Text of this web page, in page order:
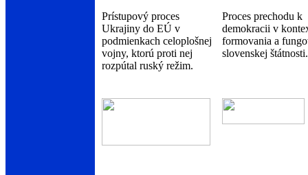
Prístupový proces
Ukrajiny do EÚ v
podmienkach celoplošnej
vojny, ktorú proti nej
rozpútal ruský režim.
Proces prechodu k
demokracii v
formovania a
slovenskej štátnosti.